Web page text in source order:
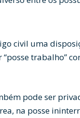
civil uma
trabalho”
pode ser
na posse